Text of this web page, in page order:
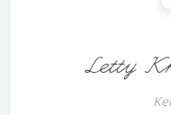
Letty